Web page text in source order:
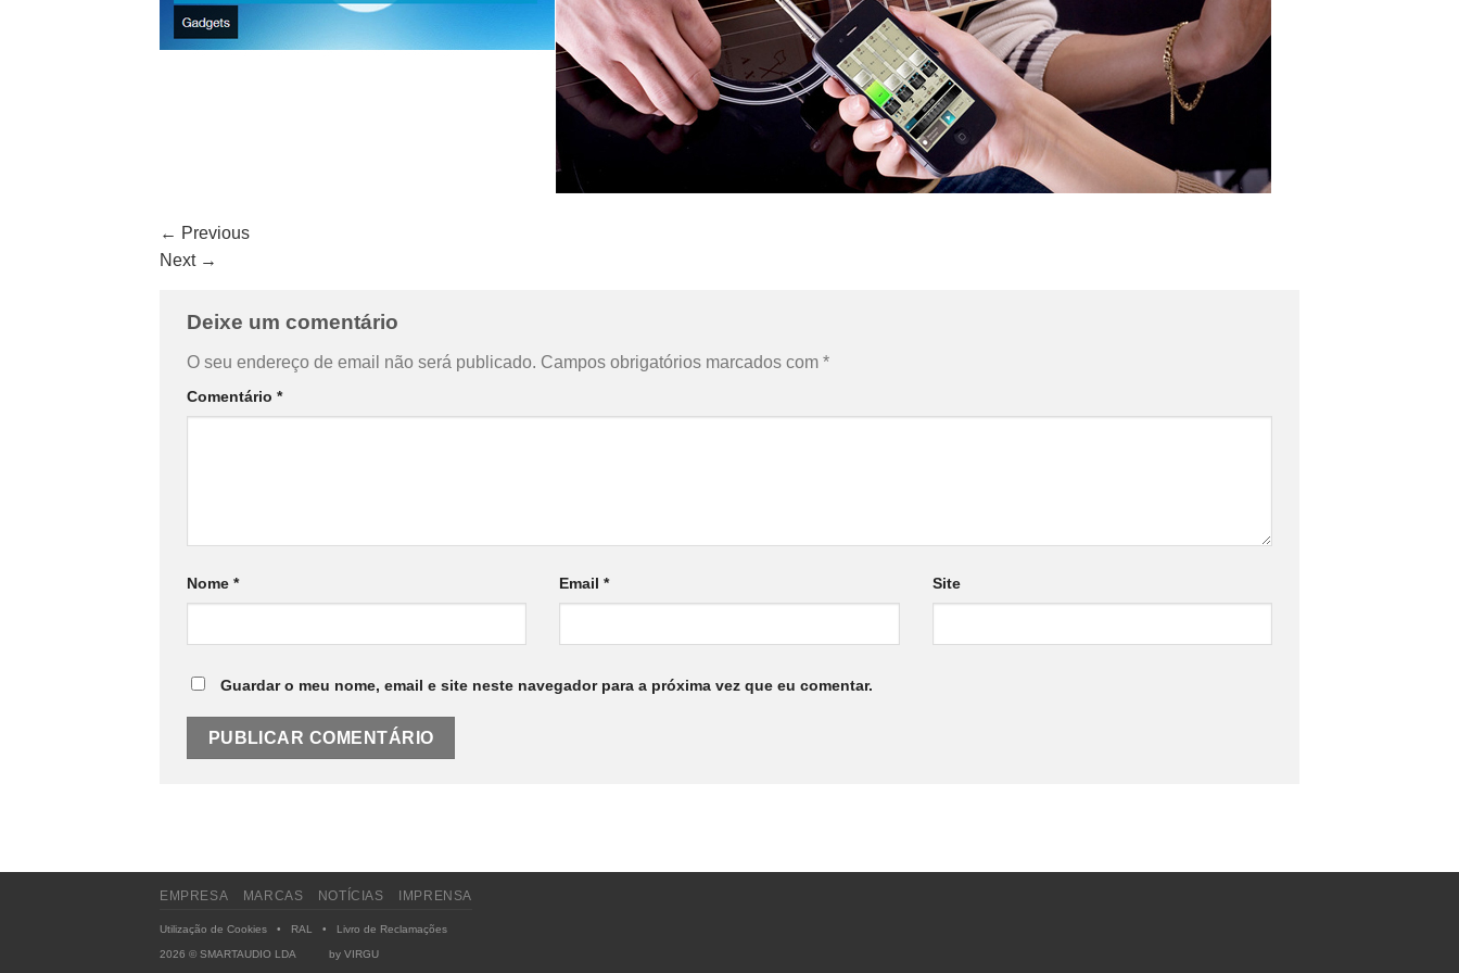
← Previous
Next →
Deixe um comentário
O seu endereço de email não será publicado. Campos obrigatórios marcados com *
Comentário *
Nome * Email* Site
Guardar o meu nome, email e site neste navegador para a próxima vez que eu comentar.
EMPRESA MARCAS NOTÍCIAS IMPRENSA
Utilização de Cookies • RAL • Livro de Reclamações
2026 © SMARTAUDIO LDA by VIRGU